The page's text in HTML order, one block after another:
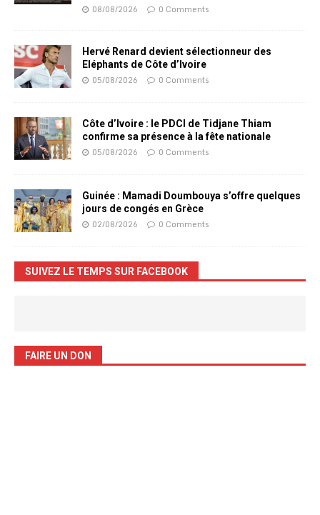
08/08/2026 0 Comments
Hervé Renard devient sélectionneur des
Eléphants de Côte d’Ivoire
05/08/2026 0 Comments
Côte d’Ivoire : le PDCI de Tidjane Thiam
confirme sa présence à la fête nationale
05/08/2026 0 Comments
Guinée : Mamadi Doumbouya s’offre quelques
jours de congés en Grèce
02/08/2026 0 Comments
SUIVEZ LE TEMPS SUR FACEBOOK
FAIRE UN DON